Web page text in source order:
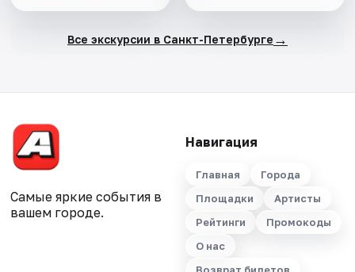
Все экскурсии в Санкт-Петербурге →
Самые яркие события в
вашем городе.
Навигация
Главная
Города
Площадки
Артисты
Рейтинги
Промокоды
О нас